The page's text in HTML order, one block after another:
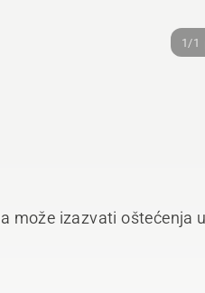
1/1
može izazvati oštećenja u